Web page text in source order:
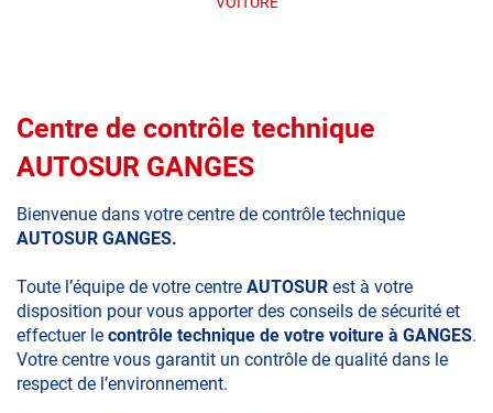
Centre de contrôle technique
AUTOSUR GANGES
Bienvenue dans votre centre de contrôle technique
AUTOSUR GANGES.
Toute l’équipe de votre centre AUTOSUR est à votre
disposition pour vous apporter des conseils de sécurité et
effectuer le contrôle technique de votre voiture à GANGES.
Votre centre vous garantit un contrôle de qualité dans le
respect de l’environnement.